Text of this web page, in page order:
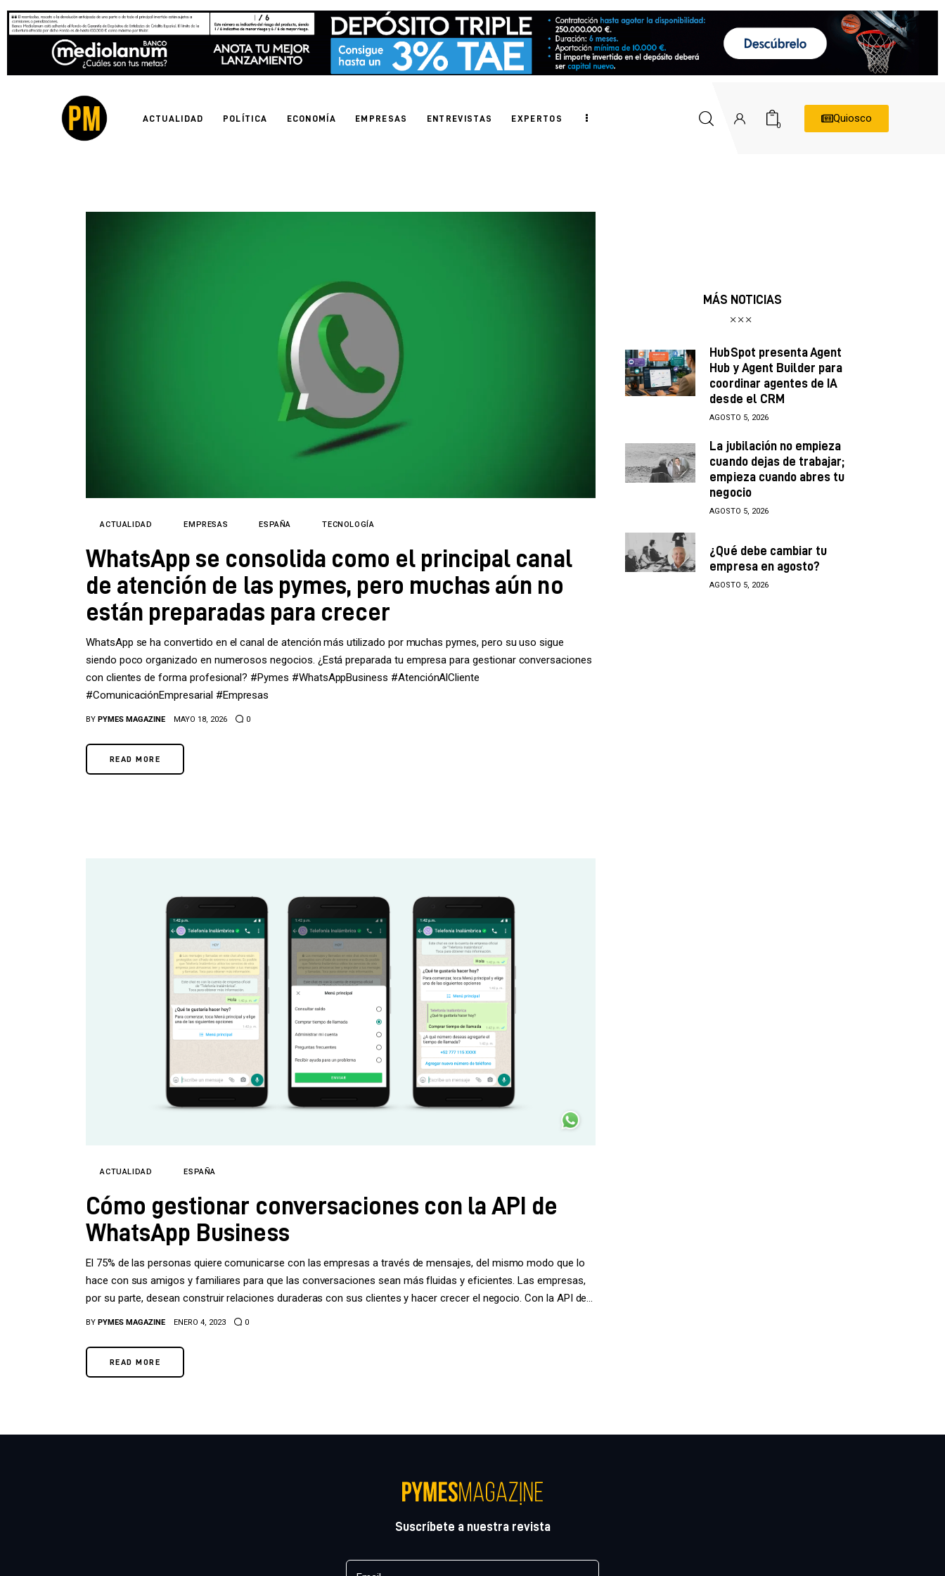
ACTUALIDAD POLÍTICA ECONOMÍA EMPRESAS ENTREVISTAS EXPERTOS
0
Quiosco
Actualidad
ACTUALIDAD EMPRESAS ESPAÑA TECNOLOGÍA
WhatsApp se consolida como el principal canal
de atención de las pymes, pero muchas aún no
están preparadas para crecer
WhatsApp se ha convertido en el canal de atención más utilizado por muchas pymes, pero su uso sigue
siendo poco organizado en numerosos negocios. ¿Está preparada tu empresa para gestionar conversaciones
con clientes de forma profesional? #Pymes #WhatsAppBusiness #AtenciónAlCliente
#ComunicaciónEmpresarial #Empresas
BY PYMES MAGAZINE MAYO 18, 2026 0
READ MORE
ACTUALIDAD ESPAÑA
Cómo gestionar conversaciones con la API de
WhatsApp Business
El 75% de las personas quiere comunicarse con las empresas a través de mensajes, del mismo modo que lo
hace con sus amigos y familiares para que las conversaciones sean más fluidas y eficientes. Las empresas,
por su parte, desean construir relaciones duraderas con sus clientes y hacer crecer el negocio. Con la API de…
BY PYMES MAGAZINE ENERO 4, 2023 0
READ MORE
MÁS NOTICIAS
HubSpot presenta Agent
Hub y Agent Builder para
coordinar agentes de IA
desde el CRM
AGOSTO 5, 2026
La jubilación no empieza
cuando dejas de trabajar;
empieza cuando abres tu
negocio
AGOSTO 5, 2026
¿Qué debe cambiar tu
empresa en agosto?
AGOSTO 5, 2026
Suscríbete a nuestra revista